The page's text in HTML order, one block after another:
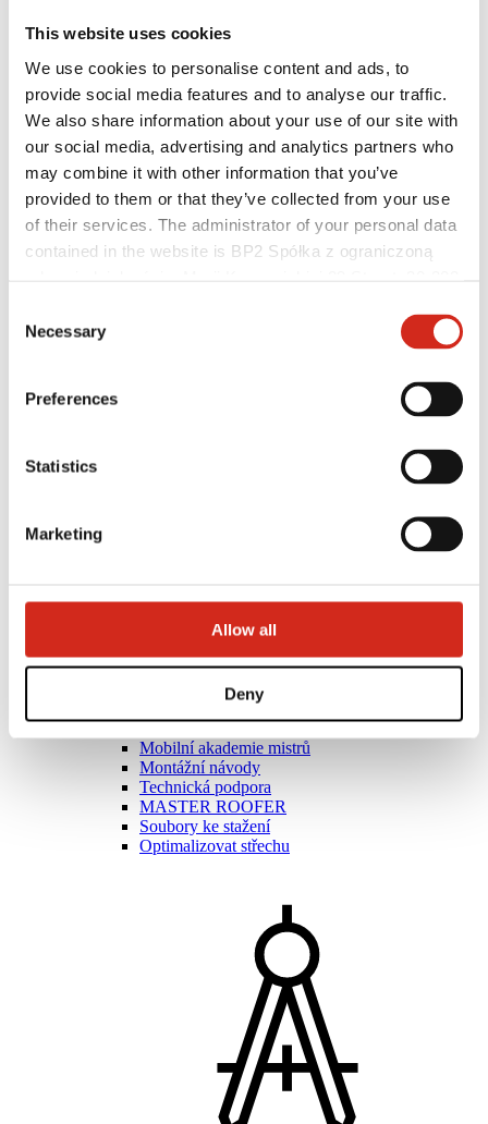
This website uses cookies
We use cookies to personalise content and ads, to
provide social media features and to analyse our traffic.
We also share information about your use of our site with
our social media, advertising and analytics partners who
may combine it with other information that you’ve
provided to them or that they’ve collected from your use
of their services. The administrator of your personal data
contained in the website is BP2 Spółka z ograniczoną
121387608.
Selection
Necessary
Preferences
Statistics
Marketing
Allow all
Deny
Distributoři
Zákaznická zóna – eProfil
Soubory ke stažení
Akademie mistrů
Praktická školení
Mobilní akademie mistrů
Montážní návody
Technická podpora
MASTER ROOFER
Soubory ke stažení
Optimalizovat střechu